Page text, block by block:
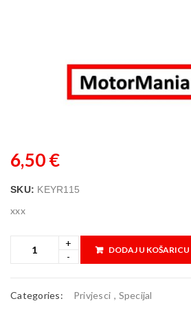
6,50€
SKU: KEYR115
xxx
DODAJ U KOŠARICU
Categories: Privjesci , Specijal